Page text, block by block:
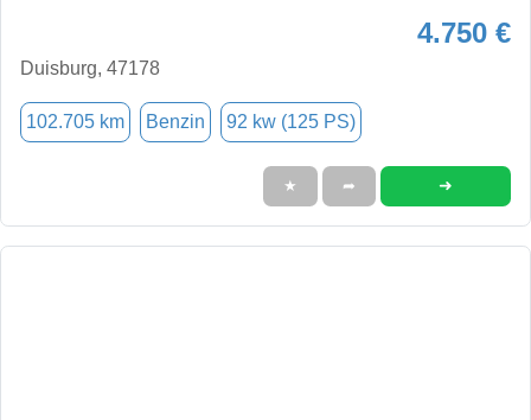
4.750 €
Duisburg, 47178
102.705 km Benzin 92 kw (125 PS)
★ ➦ ➜